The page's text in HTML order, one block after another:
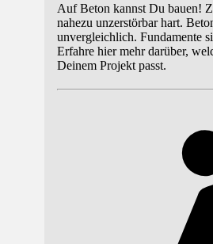
Auf Beton kannst Du bauen!
nahezu unzerstörbar hart.
unvergleichlich. Fundamente
Erfahre hier mehr darüber,
Deinem Projekt passt.